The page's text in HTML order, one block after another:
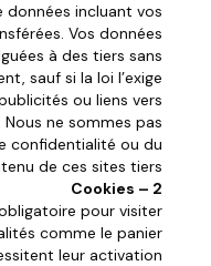
données incluant vos
Vos données
à des tiers sans
sauf si la loi l’exige.
ou liens vers
ne sommes pas
confidentialité ou du
de ces sites tiers.
2 – Cookies
pour visiter
comme le panier
leur activation.